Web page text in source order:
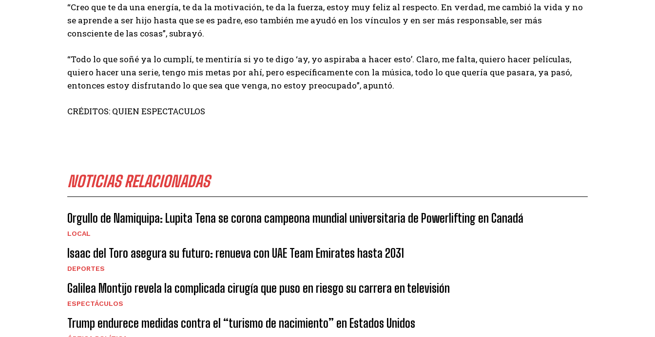
“Creo que te da una energía, te da la motivación, te da la fuerza, estoy muy feliz al respecto. En verdad, me cambió la vida y no
se aprende a ser hijo hasta que se es padre, eso también me ayudó en los vínculos y en ser más responsable, ser más
consciente de las cosas”, subrayó.
“Todo lo que soñé ya lo cumplí, te mentiría si yo te digo ‘ay, yo aspiraba a hacer esto’. Claro, me falta, quiero hacer películas,
quiero hacer una serie, tengo mis metas por ahí, pero específicamente con la música, todo lo que quería que pasara, ya pasó,
entonces estoy disfrutando lo que sea que venga, no estoy preocupado”, apuntó.
CRÉDITOS: QUIEN ESPECTACULOS
NOTICIAS RELACIONADAS
Orgullo de Namiquipa: Lupita Tena se corona campeona mundial universitaria de Powerlifting en Canadá
LOCAL
Isaac del Toro asegura su futuro: renueva con UAE Team Emirates hasta 2031
DEPORTES
Galilea Montijo revela la complicada cirugía que puso en riesgo su carrera en televisión
ESPECTÁCULOS
Trump endurece medidas contra el “turismo de nacimiento” en Estados Unidos